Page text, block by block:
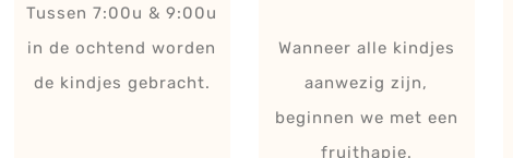
Tussen 7:00u & 9:00u
in de ochtend worden
de kindjes gebracht.
Wanneer alle kindjes
aanwezig zijn,
beginnen we met een
fruithapje.